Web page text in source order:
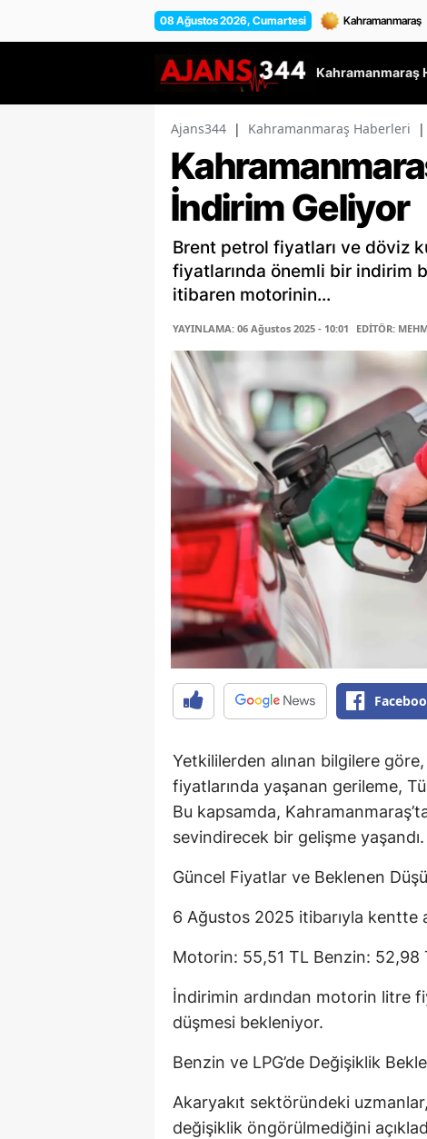
08 Ağustos 2026, Cumartesi
Kahramanmaraş
Ajans344 | Kahramanmaraş Haberleri |
İndirim Geliyor
Brent petrol fiyatları ve döviz
fiyatlarında önemli bir indirim
itibaren motorinin...
YAYINLAMA: 06 Ağustos 2025 - 10:01 EDİTÖR:
Yetkililerden alınan bilgilere
fiyatlarında yaşanan gerileme,
Bu kapsamda,
sevindirecek bir gelişme yaşandı.
Güncel Fiyatlar ve Beklenen
6 Ağustos 2025 itibarıyla kentte
Motorin: 55,51 TL Benzin: 52,98
İndirimin ardından motorin litre
düşmesi bekleniyor.
Benzin ve LPG’de Değişiklik
Akaryakıt sektöründeki
değişiklik öngörülmediğini